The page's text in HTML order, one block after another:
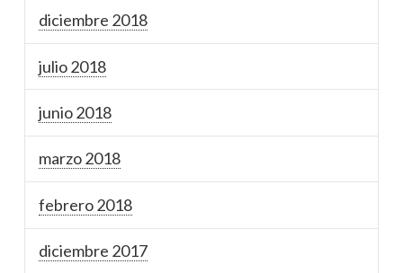
diciembre 2018
julio 2018
junio 2018
marzo 2018
febrero 2018
diciembre 2017